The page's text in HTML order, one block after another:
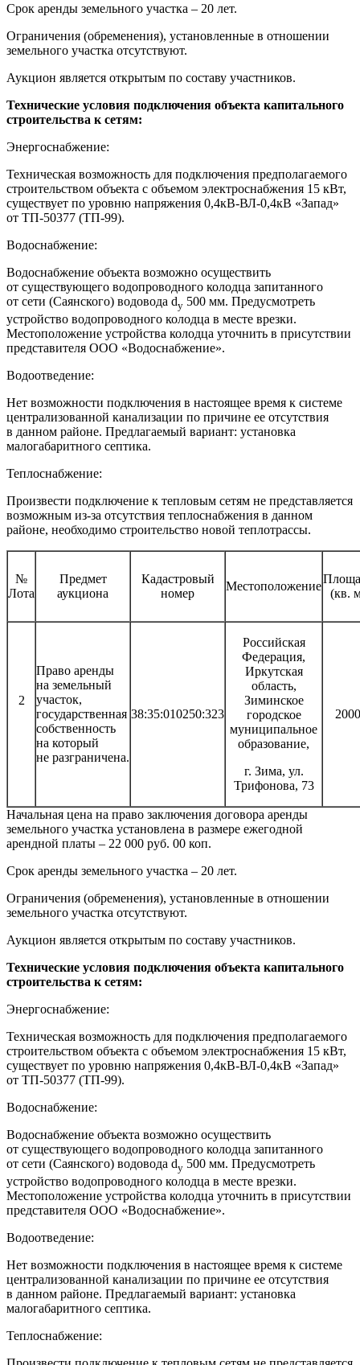
Срок аренды земельного участка – 20 лет.
Ограничения (обременения), установленные в отношении
земельного участка отсутствуют.
Аукцион является открытым по составу участников.
Технические условия подключения объекта капитального
строительства к сетям:
Энергоснабжение:
Техническая возможность для подключения предполагаемого
строительством объекта с объемом электроснабжения 15 кВт,
существует по уровню напряжения 0,4кВ-ВЛ-0,4кВ «Запад»
от ТП-50377 (ТП-99).
Водоснабжение:
Водоснабжение объекта возможно осуществить
от существующего водопроводного колодца запитанного
от сети (Саянского) водовода dy 500 мм. Предусмотреть
устройство водопроводного колодца в месте врезки.
Местоположение устройства колодца уточнить в присутствии
представителя ООО «Водоснабжение».
Водоотведение:
Нет возможности подключения в настоящее время к системе
централизованной канализации по причине ее отсутствия
в данном районе. Предлагаемый вариант: установка
малогабаритного септика.
Теплоснабжение:
Произвести подключение к тепловым сетям не представляется
возможным из-за отсутствия теплоснабжения в данном
районе, необходимо строительство новой теплотрассы.
№
Лота
Предмет
аукциона
Кадастровый
номер
Местоположение
(кв.
2
Право аренды
на земельный
участок,
государственная
собственность
на который
не разграничена.
38:35:010250:323
Российская
Федерация,
Иркутская
область,
Зиминское
городское
муниципальное
образование,
г. Зима, ул.
Трифонова, 73
2000
Начальная цена на право заключения договора аренды
земельного участка установлена в размере ежегодной
арендной платы – 22 000 руб. 00 коп.
Срок аренды земельного участка – 20 лет.
Ограничения (обременения), установленные в отношении
земельного участка отсутствуют.
Аукцион является открытым по составу участников.
Технические условия подключения объекта капитального
строительства к сетям:
Энергоснабжение:
Техническая возможность для подключения предполагаемого
строительством объекта с объемом электроснабжения 15 кВт,
существует по уровню напряжения 0,4кВ-ВЛ-0,4кВ «Запад»
от ТП-50377 (ТП-99).
Водоснабжение:
Водоснабжение объекта возможно осуществить
от существующего водопроводного колодца запитанного
от сети (Саянского) водовода dy 500 мм. Предусмотреть
устройство водопроводного колодца в месте врезки.
Местоположение устройства колодца уточнить в присутствии
представителя ООО «Водоснабжение».
Водоотведение:
Нет возможности подключения в настоящее время к системе
централизованной канализации по причине ее отсутствия
в данном районе. Предлагаемый вариант: установка
малогабаритного септика.
Теплоснабжение: